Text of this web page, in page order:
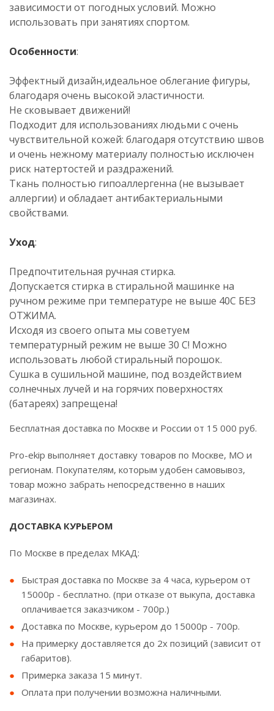
зависимости от погодных условий. Можно
использовать при занятиях спортом.
Особенности:
Эффектный дизайн,идеальное облегание фигуры,
благодаря очень высокой эластичности.
Не сковывает движений!
Подходит для использованиях людьми с очень
чувствительной кожей: благодаря отсутствию швов
и очень нежному материалу полностью исключен
риск натертостей и раздражений.
Ткань полностью гипоаллергенна (не вызывает
аллергии) и обладает антибактериальными
свойствами.
Уход:
Предпочтительная ручная стирка.
Допускается стирка в стиральной машинке на
ручном режиме при температуре не выше 40C БЕЗ
ОТЖИМА.
Исходя из своего опыта мы советуем
температурный режим не выше 30 C! Можно
использовать любой стиральный порошок.
Сушка в сушильной машине, под воздействием
солнечных лучей и на горячих поверхностях
(батареях) запрещена!
Бесплатная доставка по Москве и России от 15 000 руб.
Pro-ekip выполняет доставку товаров по Москве, МО и
регионам. Покупателям, которым удобен самовывоз,
товар можно забрать непосредственно в наших
магазинах.
ДОСТАВКА КУРЬЕРОМ
По Москве в пределах МКАД:
Быстрая доставка по Москве за 4 часа, курьером от
15000р - бесплатно. (при отказе от выкупа, доставка
оплачивается заказчиком - 700р.)
Доставка по Москве, курьером до 15000р - 700р.
На примерку доставляется до 2х позиций (зависит от
габаритов).
Примерка заказа 15 минут.
Оплата при получении возможна наличными.